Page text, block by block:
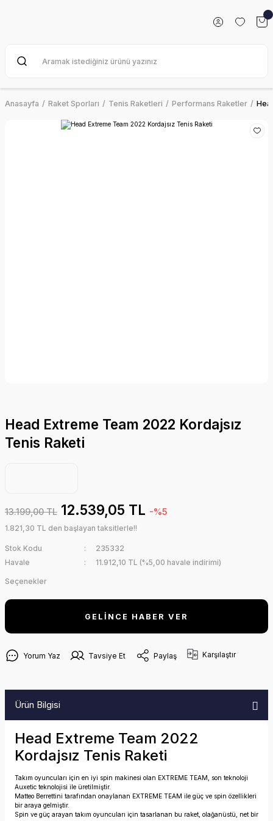
Anasayfa Raket Sporları Tenis Raketleri Performans Raketler
Head Extreme Team 2022 Kordajsız
Tenis Raketi
13.199,00 TL 12.539,05 TL -%5
1.821,30 TL den başlayan taksitlerle!!
Stok Kodu
235332
Havale
11.912,10 TL (%5,00 havale indirimi)
Seçenekler
GELİNCE HABER VER
Yorum Yaz Tavsiye Et Paylaş Karşılaştır
Ürün Bilgisi
Head Extreme Team 2022
Kordajsız Tenis Raketi
Takım oyuncuları için en iyi spin makinesi olan EXTREME TEAM, son teknoloji
Auxetic teknolojisi ile üretilmiştir.
Matteo Berrettini tarafından onaylanan EXTREME TEAM ile güç ve spin özellikleri
bir araya gelmiştir.
Spin ve güç arayan takım oyuncuları için tasarlanan bu raket, olağanüstü, net bir